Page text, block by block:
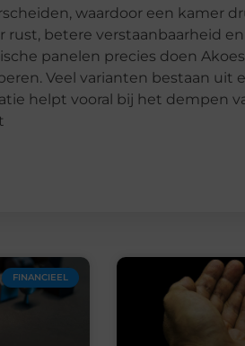
waardoor een kamer
betere verstaanbaarheid
panelen precies doen
Veel varianten bestaan uit
helpt vooral bij het dempen
FINANCIEEL